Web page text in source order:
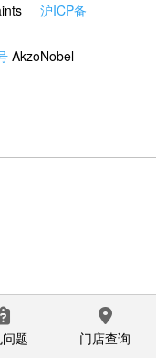
沪ICP备
AkzoNobel
题 门店查询